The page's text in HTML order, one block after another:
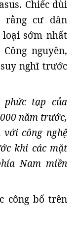
Chiếc dùi
rằng cư dân
sớm nhất
nguyên,
nghĩ trước
tạp của
năm trước,
công nghệ
khi các mặt
Nam miền
công bố trên